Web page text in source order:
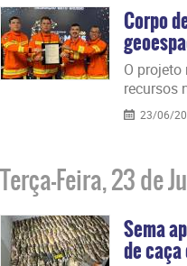
Corpo
​O
recursos
23/06/
Terça-Feira, 23 de
Sema
de caça